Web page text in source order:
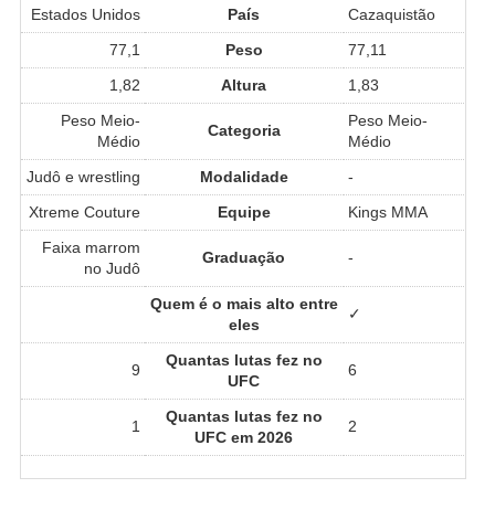
Estados Unidos
País
Cazaquistão
77,1
Peso
77,11
1,82
Altura
1,83
Peso Meio-
Médio
Categoria
Peso Meio-
Médio
Judô e wrestling
Modalidade
-
Xtreme Couture
Equipe
Kings MMA
Faixa marrom
no Judô
Graduação -
Quem é o mais alto entre
eles
✓
9
Quantas lutas fez no
UFC
6
1
Quantas lutas fez no
UFC em 2026
2